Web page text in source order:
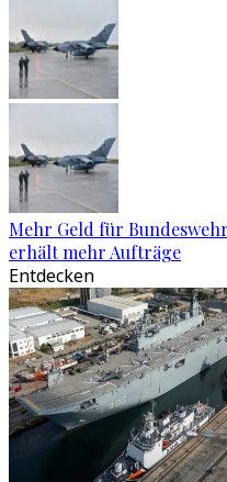
Mehr Geld für
erhält mehr Aufträge
Entdecken